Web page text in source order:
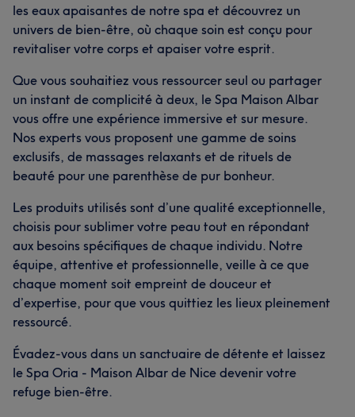
les eaux apaisantes de notre spa et découvrez un
univers de bien-être, où chaque soin est conçu pour
revitaliser votre corps et apaiser votre esprit.
Que vous souhaitiez vous ressourcer seul ou partager
un instant de complicité à deux, le Spa Maison Albar
vous offre une expérience immersive et sur mesure.
Nos experts vous proposent une gamme de soins
exclusifs, de massages relaxants et de rituels de
beauté pour une parenthèse de pur bonheur.
Les produits utilisés sont d’une qualité exceptionnelle,
choisis pour sublimer votre peau tout en répondant
aux besoins spécifiques de chaque individu. Notre
équipe, attentive et professionnelle, veille à ce que
chaque moment soit empreint de douceur et
d’expertise, pour que vous quittiez les lieux pleinement
ressourcé.
Évadez-vous dans un sanctuaire de détente et laissez
le Spa Oria - Maison Albar de Nice devenir votre
refuge bien-être.